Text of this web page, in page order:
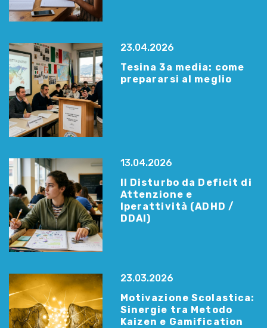
23.04.2026
Tesina 3a media: come
prepararsi al meglio
13.04.2026
Il Disturbo da Deficit di
Attenzione e
Iperattività (ADHD /
DDAI)
23.03.2026
Motivazione Scolastica:
Sinergie tra Metodo
Kaizen e Gamification